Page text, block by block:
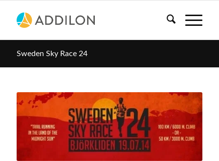
Sweden Sky Race 24